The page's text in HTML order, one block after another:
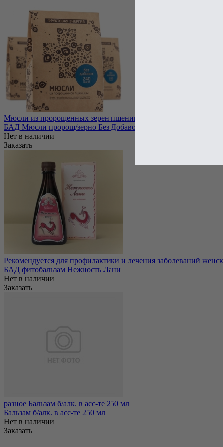
Мюсли из пророщенных зерен пшеницы - это вкусный,
БАД Мюсли пророщ/зерно Без Добавок 240 гр.
Нет в наличии
Заказать
Рекомендуется для профилактики и лечения заболеваний
БАД фитобальзам Нежность Лани
Нет в наличии
Заказать
разное Бальзам б/алк. в асс-те 250 мл
Бальзам б/алк. в асс-те 250 мл
Нет в наличии
Заказать